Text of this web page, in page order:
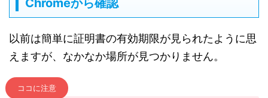
Chromeから確認
以前は簡単に証明書の有効期限が見られたように思
えますが、なかなか場所が見つかりません。
ココに注意